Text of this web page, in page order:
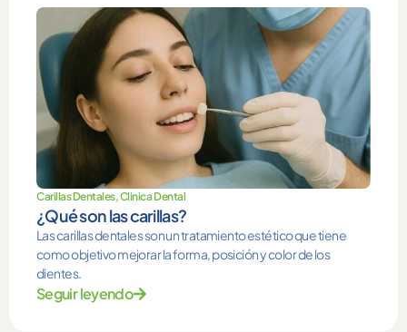
Carillas Dentales,Clinica Dental
¿Qué son las carillas?
Las carillas dentales son un tratamiento estético que tiene
como objetivo mejorar la forma, posición y color de los
dientes.
Seguir leyendo